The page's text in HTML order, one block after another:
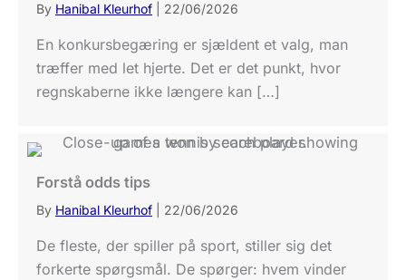
By Hanibal Kleurhof 22/06/2026
En konkursbegæring er sjældent et valg, man
træffer med let hjerte. Det er det punkt, hvor
regnskaberne ikke længere kan […]
Forstå odds tips
By Hanibal Kleurhof 22/06/2026
De fleste, der spiller på sport, stiller sig det
forkerte spørgsmål. De spørger: hvem vinder